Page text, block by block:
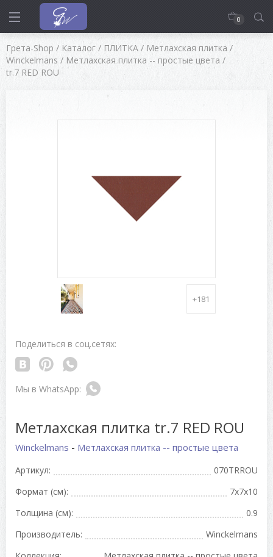
0
Грета-Shop / Каталог / ПЛИТКА / Метлахская плитка /
Winckelmans / Метлахская плитка -- простые цвета /
tr.7 RED ROU
+181
Поделиться в соц.сетях:
Метлахская плитка tr.7 RED ROU
Winckelmans - Метлахская плитка -- простые цвета
Артикул:
070TRROU
Формат (см):
7x7x10
Толщина (см):
0.9
Производитель:
Winckelmans